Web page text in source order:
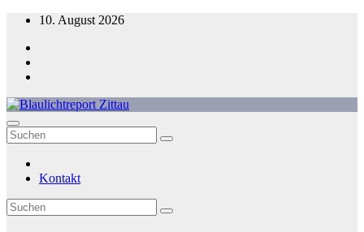
Zum
springen
10. August 2026
Blaulichtreport Zittau
Kontakt